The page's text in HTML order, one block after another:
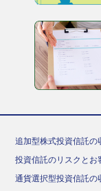
追加型株式投資信託の
投資信託のリスクとお
通貨選択型投資信託の